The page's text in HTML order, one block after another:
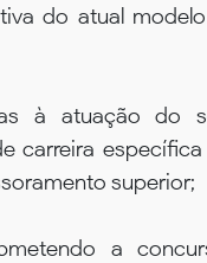
do atual
à atuação
carreira
superior;
a